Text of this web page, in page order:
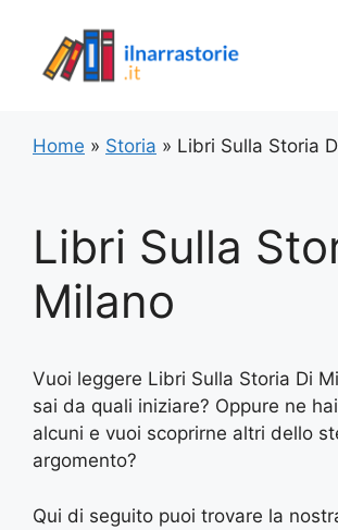
contenuto
Home » Storia » Libri Sulla Storia
Libri Sulla
Milano
Vuoi leggere Libri Sulla Storia Di
sai da quali iniziare? Oppure ne
alcuni e vuoi scoprirne altri dello
argomento?
Qui di seguito puoi trovare la